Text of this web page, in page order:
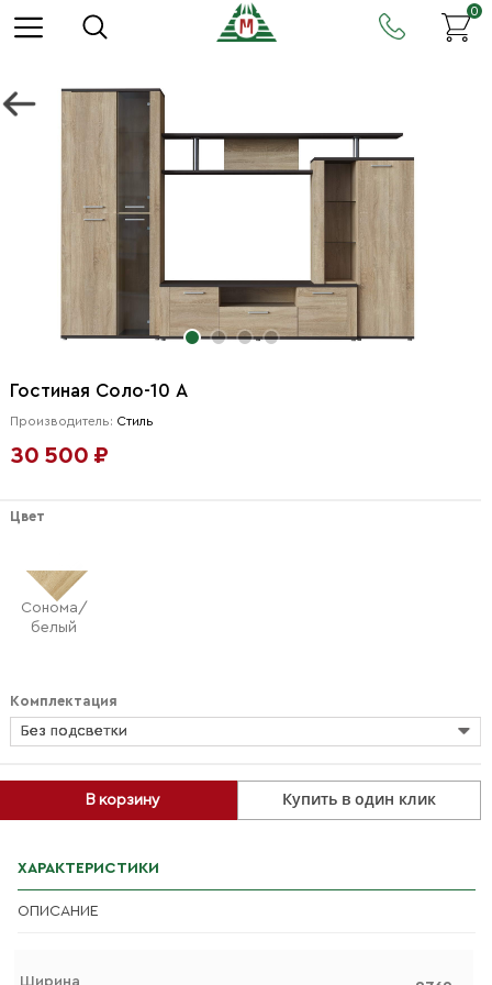
0
Гостиная Соло-10 А
Производитель: Стиль
30 500 ₽
В корзину Купить в один клик
Цвет
Сонома/
белый
Комплектация
Без подсветки
ХАРАКТЕРИСТИКИ
ОПИСАНИЕ
Ширина